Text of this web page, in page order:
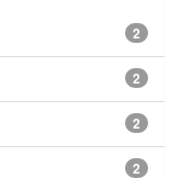
2
2
2
2